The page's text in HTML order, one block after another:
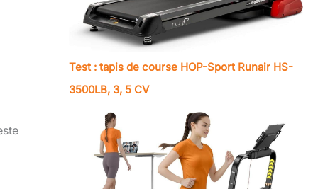
Test : tapis de course HOP-Sport Runair HS-
3500LB, 3, 5 CV